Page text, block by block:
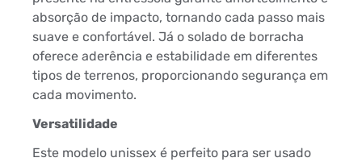
absorção de impacto, tornando cada passo mais
suave e confortável. Já o solado de borracha
oferece aderência e estabilidade em diferentes
tipos de terrenos, proporcionando segurança em
cada movimento.
Versatilidade
Este modelo unissex é perfeito para ser usado